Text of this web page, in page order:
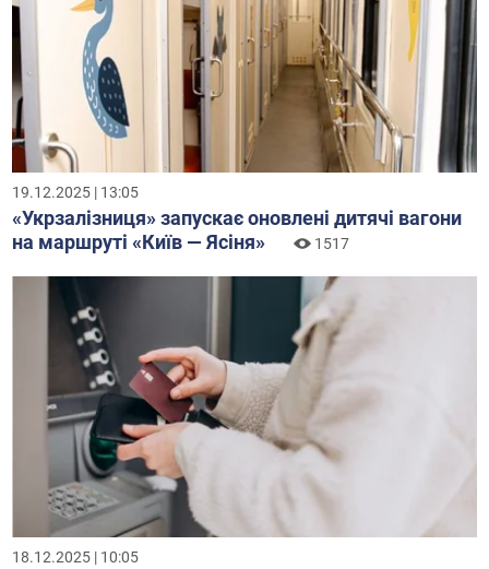
19.12.2025 | 13:05
«Укрзалізниця» запускає оновлені дитячі вагони
на маршруті «Київ — Ясіня»
1517
18.12.2025 | 10:05